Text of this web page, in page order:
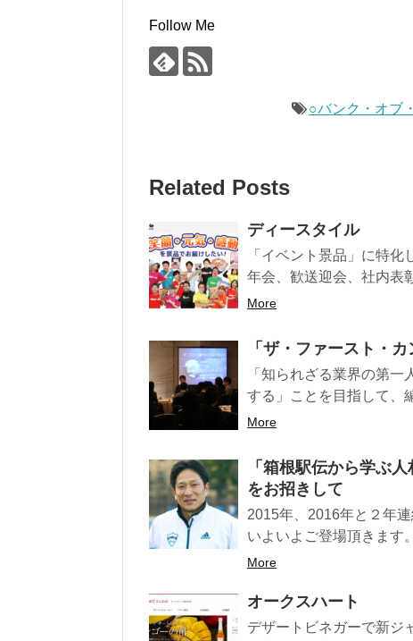
Follow Me
○バンク・オブ
Related Posts
ディースタイル
「イベント景品」に特
年会、歓送迎会、社内表
More
「ザ・ファースト・
「知られざる業界の第
する」ことを目指して、
More
「箱根駅伝から学ぶ
をお招きして
2015年、2016年と２年
いよいよご登場頂きます
More
オークスハート
デザートビネガーで新ジ